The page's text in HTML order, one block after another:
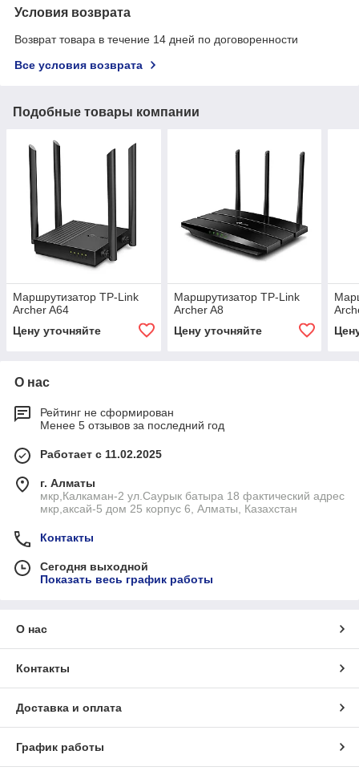
Условия возврата
Возврат товара в течение 14 дней по договоренности
Все условия возврата
Подобные товары компании
Маршрутизатор TP-Link
Archer A64
Цену уточняйте
Маршрутизатор TP-Link
Archer A8
Цену уточняйте
О нас
Рейтинг не сформирован
Менее 5 отзывов за последний год
Работает с 11.02.2025
г. Алматы
мкр,Калкаман-2 ул.Саурык батыра 18 фактический адрес
мкр,аксай-5 дом 25 корпус 6, Алматы, Казахстан
Контакты
Сегодня выходной
Показать весь график работы
О нас
Контакты
Доставка и оплата
График работы